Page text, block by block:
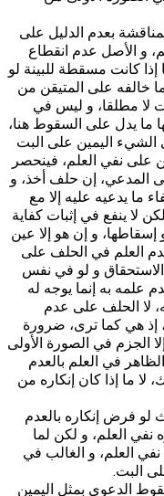
بعدم الدليل على
و الأصل عدم انقطاع
كانت مسقطة للبينة لو
خالفه على المتيقن من
لا مطلقا، و ليس في
ما يدل على السقوط هنا،
الشي‌ء اليمين على البت
على نفي العلم، فينحصر
المدعي، إن حلف أخذ، و
يدعيه عليه إلا مع
لا ينفع في إثبات كفاية
و إن هو إلا عين
العلم في الحلف على
الاستحقاق و لو في نفس
علمه به إنما يوجه له
لا الحلف على عدم
إذ هي كما ترى، ضرورة
الجزم في الصورة الأولى
في العلم بالعدم
لا ما إذا كان إنكاره من
لو فرض إنكاره بالعدم
نفي العلم، و لكن لما
نفي العلم، و الغالب في
البت.
الدعوى بمثل اليمين